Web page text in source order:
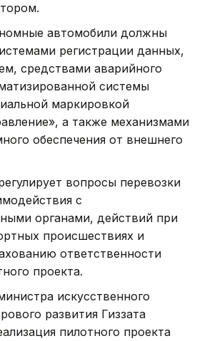
автомобили должны
регистрации данных,
средствами аварийного
системы
маркировкой
а также механизмами
обеспечения от внешнего
вопросы перевозки
с
органами, действий при
происшествиях и
ответственности
проекта.
искусственного
развития Гиззата
пилотного проекта